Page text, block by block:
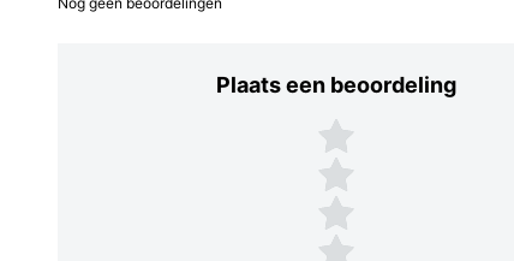
Plaats een beoordeling
Plaats een beoordeling
5 sterren
4 sterren
3 sterren
2 sterren